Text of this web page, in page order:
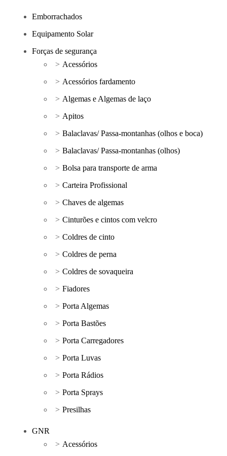
Emborrachados
Equipamento Solar
Forças de segurança
Acessórios
Acessórios fardamento
Algemas e Algemas de laço
Apitos
Balaclavas/ Passa-montanhas (olhos e boca)
Balaclavas/ Passa-montanhas (olhos)
Bolsa para transporte de arma
Carteira Profissional
Chaves de algemas
Cinturões e cintos com velcro
Coldres de cinto
Coldres de perna
Coldres de sovaqueira
Fiadores
Porta Algemas
Porta Bastões
Porta Carregadores
Porta Luvas
Porta Rádios
Porta Sprays
Presilhas
GNR
Acessórios